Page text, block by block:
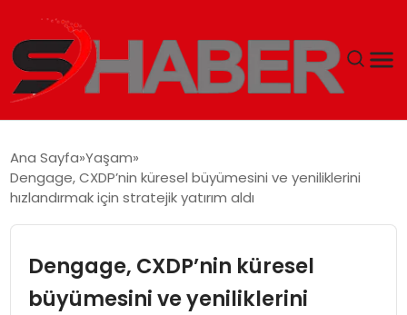
MAGAZIN
Ana Sayfa Yaşam
Dengage, CXDP’nin küresel büyümesini ve yeniliklerini
hızlandırmak için stratejik yatırım aldı
Dengage, CXDP’nin küresel
büyümesini ve yeniliklerini